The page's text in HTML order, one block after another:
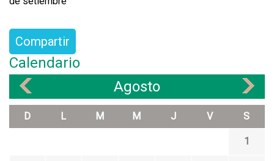
Compartir
Calendario
Agosto
D L M M J V S
1